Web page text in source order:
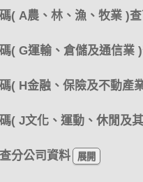
( A農、林、漁、牧業 )
( G運輸、倉儲及通信業
( H金融、保險及不動產
( J文化、運動、休閒及
分公司資料